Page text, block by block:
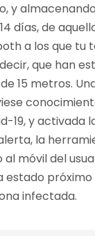
y
días, de
a los que tu
que han
15 metros.
19, y activada
la
móvil del
estado próximo
infectada.